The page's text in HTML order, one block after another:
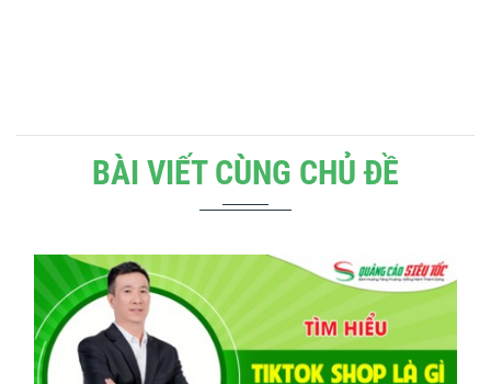
BÀI VIẾT CÙNG CHỦ ĐỀ